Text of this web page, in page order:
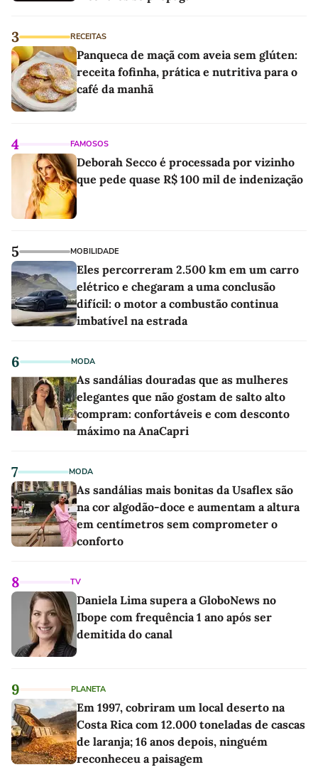
3 RECEITAS
Panqueca de maçã com aveia sem glúten:
receita fofinha, prática e nutritiva para o
café da manhã
4 FAMOSOS
Deborah Secco é processada por vizinho
que pede quase R$ 100 mil de indenização
5 MOBILIDADE
Eles percorreram 2.500 km em um carro
elétrico e chegaram a uma conclusão
difícil: o motor a combustão continua
imbatível na estrada
6 MODA
As sandálias douradas que as mulheres
elegantes que não gostam de salto alto
compram: confortáveis e com desconto
máximo na AnaCapri
7 MODA
As sandálias mais bonitas da Usaflex são
na cor algodão-doce e aumentam a altura
em centímetros sem comprometer o
conforto
8 TV
Daniela Lima supera a GloboNews no
Ibope com frequência 1 ano após ser
demitida do canal
9 PLANETA
Em 1997, cobriram um local deserto na
Costa Rica com 12.000 toneladas de cascas
de laranja; 16 anos depois, ninguém
reconheceu a paisagem